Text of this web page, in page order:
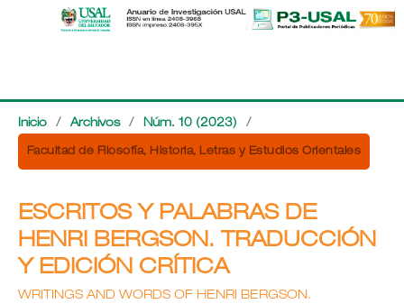
Inicio / Archivos / Núm. 10 (2023) /
Facultad de Filosofía, Historia, Letras y Estudios Orientales
ESCRITOS Y PALABRAS DE
HENRI BERGSON. TRADUCCIÓN
Y EDICIÓN CRÍTICA
WRITINGS AND WORDS OF HENRI BERGSON.